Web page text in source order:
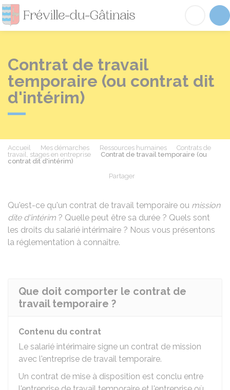
Fréville-du-
Contrat de travail
temporaire (ou contrat dit
d'intérim)
Accueil Mes démarches Ressources humaines
Contrats de
travail, stages en entreprise
Contrat de travail temporaire (ou
contrat dit d'intérim)
Partager
Qu'est-ce qu'un contrat de travail temporaire ou mission
dite d'intérim ? Quelle peut être sa durée ? Quels sont
les droits du salarié intérimaire ? Nous vous présentons
la réglementation à connaître.
Que doit comporter le contrat de
travail temporaire ?
Contenu du contrat
Le salarié intérimaire signe un contrat de mission
avec l'entreprise de travail temporaire.
Un contrat de mise à disposition est conclu entre